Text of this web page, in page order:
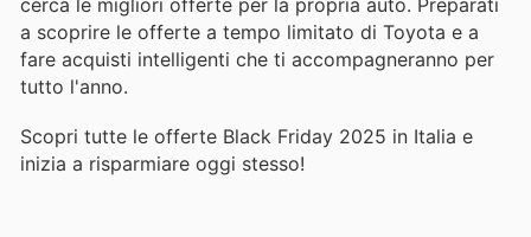
a scoprire le offerte a tempo limitato di Toyota e a
fare acquisti intelligenti che ti accompagneranno per
tutto l'anno.
Scopri tutte le offerte Black Friday 2025 in Italia e
inizia a risparmiare oggi stesso!